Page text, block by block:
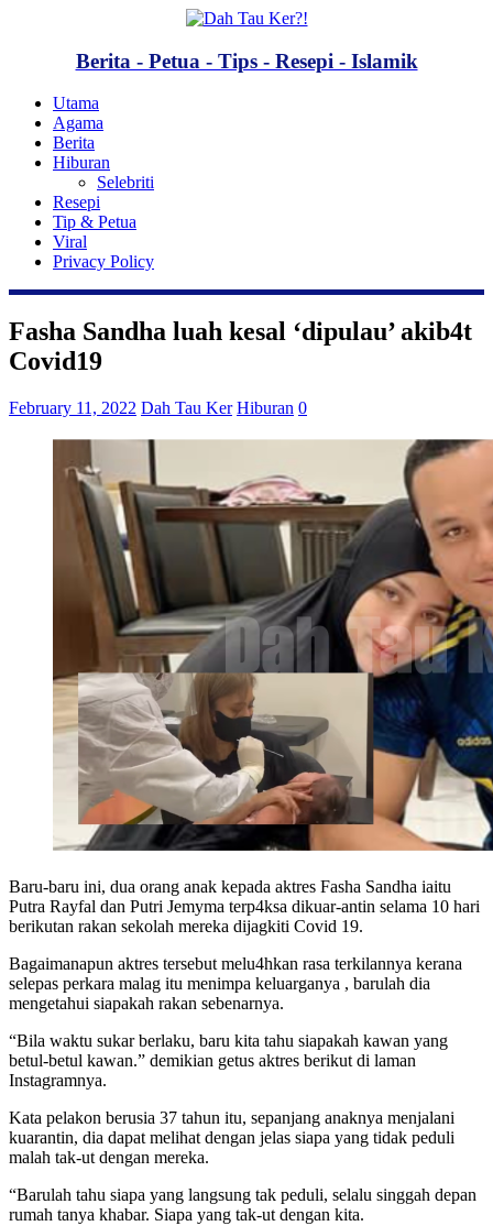
Berita - Petua - Tips - Resepi - Islamik
Utama
Agama
Berita
Hiburan
Selebriti
Resepi
Tip & Petua
Viral
Privacy Policy
Fasha Sandha luah kesal ‘dipulau’ akib4t
Covid19
February 11, 2022 Dah Tau Ker Hiburan 0
Baru-baru ini, dua orang anak kepada aktres Fasha Sandha iaitu
Putra Rayfal dan Putri Jemyma terp4ksa dikuar-antin selama 10 hari
berikutan rakan sekolah mereka dijagkiti Covid 19.
Bagaimanapun aktres tersebut melu4hkan rasa terkilannya kerana
selepas perkara malag itu menimpa keluarganya , barulah dia
mengetahui siapakah rakan sebenarnya.
“Bila waktu sukar berlaku, baru kita tahu siapakah kawan yang
betul-betul kawan.” demikian getus aktres berikut di laman
Instagramnya.
Kata pelakon berusia 37 tahun itu, sepanjang anaknya menjalani
kuarantin, dia dapat melihat dengan jelas siapa yang tidak peduli
malah tak-ut dengan mereka.
“Barulah tahu siapa yang langsung tak peduli, selalu singgah depan
rumah tanya khabar. Siapa yang tak-ut dengan kita.